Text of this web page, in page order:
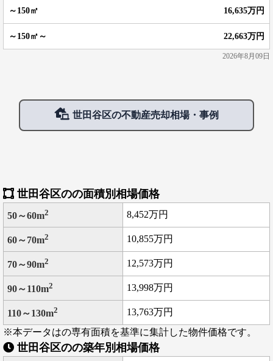
16,635万円
22,663万円
2026年8月09日
世田谷区の不動産売却相場・事例
世田谷区のの面積別相場価格
50～60m2 8,452万円
60～70m2 10,855万円
70～90m2 12,573万円
90～110m2 13,998万円
110～130m2
13,763万円
※本データはの専有面積を基準に集計した物件価格です。
世田谷区のの築年別相場価格